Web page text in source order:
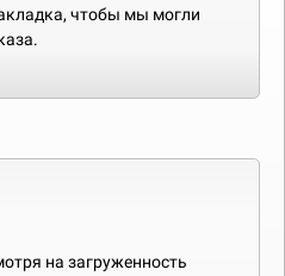
чтобы мы могли
на загруженность